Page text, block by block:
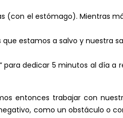
(con el estómago). Mientras
estamos a salvo y nuestra
dedicar 5 minutos al día a
entonces trabajar con
como un obstáculo o